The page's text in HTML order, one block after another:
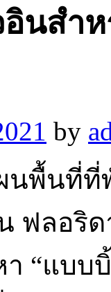
อินสำ
by
นพื้นที่
ฟลอริ
“แบบ